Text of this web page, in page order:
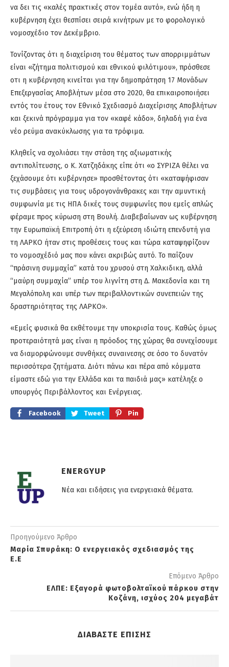
να δει τις «καλές πρακτικές στον τομέα αυτό», ενώ ήδη η
κυβέρνηση έχει θεσπίσει σειρά κινήτρων με το φορολογικό
νομοσχέδιο τον Δεκέμβριο.
Τονίζοντας ότι η διαχείριση του θέματος των απορριμμάτων
είναι «ζήτημα πολιτισμού και εθνικού φιλότιμου», πρόσθεσε
οτι η κυβέρνηση κινείται για την δημοπράτηση 17 Μονάδων
Επεξεργασίας Αποβλήτων μέσα στο 2020, θα επικαιροποιήσει
εντός του έτους τον Εθνικό Σχεδιασμό Διαχείρισης Αποβλήτων
και ξεκινά πρόγραμμα για τον «καφέ κάδο», δηλαδή για ένα
νέο ρεύμα ανακύκλωσης για τα τρόφιμα.
Κληθείς να σχολιάσει την στάση της αξιωματικής
αντιπολίτευσης, ο Κ. Χατζηδάκης είπε ότι «ο ΣΥΡΙΖΑ θέλει να
ξεχάσουμε ότι κυβέρνησε» προσθέτοντας ότι «καταψήφισαν
τις συμβάσεις για τους υδρογονάνθρακες και την αμυντική
συμφωνία με τις ΗΠΑ δικές τους συμφωνίες που εμείς απλώς
φέραμε προς κύρωση στη Βουλή. Διαβεβαίωναν ως κυβέρνηση
την Ευρωπαϊκή Επιτροπή ότι η εξεύρεση ιδιώτη επενδυτή για
τη ΛΑΡΚΟ ήταν στις προθέσεις τους και τώρα καταψηφίζουν
το νομοσχέδιό μας που κάνει ακριβώς αυτό. Το παίζουν
“πράσινη συμμαχία” κατά του χρυσού στη Χαλκιδικη, αλλά
“μαύρη συμμαχία” υπέρ του λιγνίτη στη Δ. Μακεδονία και τη
Μεγαλόπολη και υπέρ των περιβαλλοντικών συνεπειών της
δραστηριότητας της ΛΑΡΚΟ».
«Εμείς φυσικά θα εκθέτουμε την υποκρισία τους. Καθώς όμως
προτεραιότητά μας είναι η πρόοδος της χώρας θα συνεχίσουμε
να διαμορφώνουμε συνθήκες συναινεσης σε όσο το δυνατόν
περισσότερα ζητήματα. Διότι πάνω και πέρα από κόμματα
είμαστε εδώ για την Ελλάδα και τα παιδιά μας» κατέληξε ο
υπουργός Περιβάλλοντος και Ενέργειας.
Facebook Tweet Pin
ENERGYUP
Νέα και ειδήσεις για ενεργειακά θέματα.
Προηγούμενο Άρθρο
Μαρία Σπυράκη: Ο ενεργειακός σχεδιασμός της
Ε.Ε
Επόμενο Άρθρο
ΕΛΠΕ: Εξαγορά φωτοβολταϊκού πάρκου στην
Κοζάνη, ισχύος 204 μεγαβάτ
ΔΙΑΒΑΣΤΕ ΕΠΙΣΗΣ